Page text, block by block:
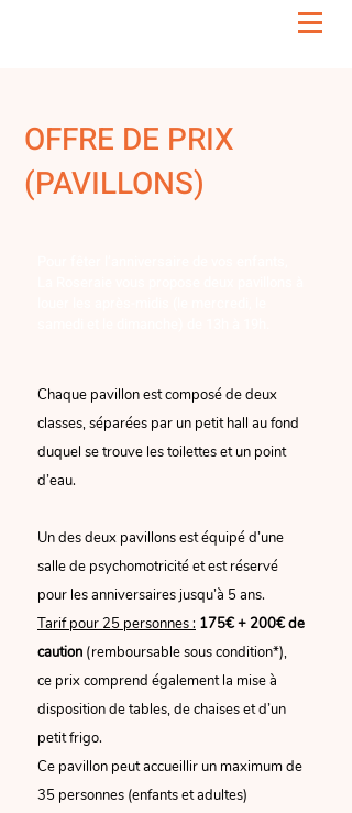
OFFRE DE PRIX
(PAVILLONS)
Chaque pavillon est composé de deux
classes, séparées par un petit hall au fond
duquel se trouve les toilettes et un point
d’eau.
Un des deux pavillons est équipé d’une
salle de psychomotricité et est réservé
pour les anniversaires jusqu’à 5 ans.
Tarif pour 25 personnes : 175€ + 200€ de
caution (remboursable sous condition*),
ce prixcomprend également la mise à
disposition de tables, de chaiseset d’un
petit frigo.
Ce pavillon peut accueillir un maximum de
35 personnes (enfants et adultes)